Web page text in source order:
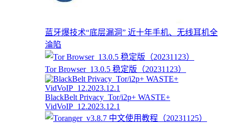
蓝牙爆技术“底层漏洞” 近十年手机、无线耳机全
淪陷
Tor Browser_13.0.5 稳定版（20231123）
BlackBelt Privacy_Tor/i2p+ WASTE+
VidVoIP_12.2023.12.1